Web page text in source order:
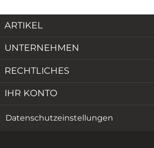
ARTIKEL
UNTERNEHMEN
RECHTLICHES
IHR KONTO
Datenschutzeinstellungen